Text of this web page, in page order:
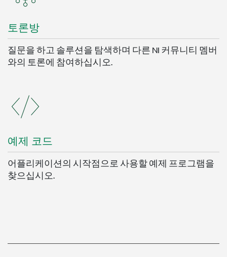
토론방
질문을 하고 솔루션을 탐색하며 다른 NI 커뮤니티 멤버
와의 토론에 참여하십시오.
예제 코드
어플리케이션의 시작점으로 사용할 예제 프로그램을
찾으십시오.